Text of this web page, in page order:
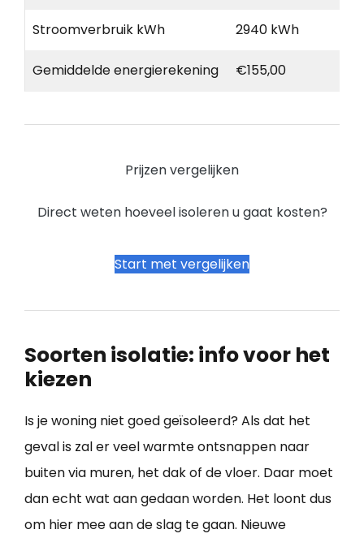
Stroomverbruik kWh 2940 kWh
Gemiddelde energierekening €155,00
Prijzen vergelijken
Direct weten hoeveel isoleren u gaat kosten?
Start met vergelijken
Soorten isolatie: info voor het
kiezen
Is je woning niet goed geïsoleerd? Als dat het
geval is zal er veel warmte ontsnappen naar
buiten via muren, het dak of de vloer. Daar moet
dan echt wat aan gedaan worden. Het loont dus
om hier mee aan de slag te gaan. Nieuwe